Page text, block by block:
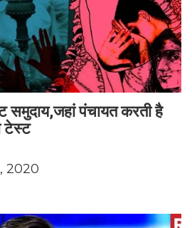
समुदाय,जहां पंचायत करती है
टेस्ट
2020